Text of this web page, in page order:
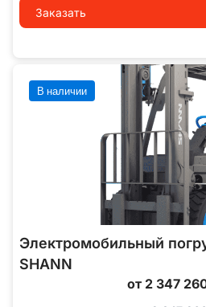
Заказать
В наличии
Электромобильный
SHANN
от 2 347